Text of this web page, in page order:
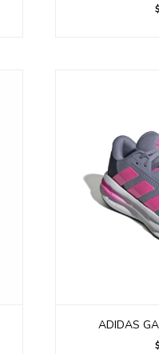
$
ADIDAS
$